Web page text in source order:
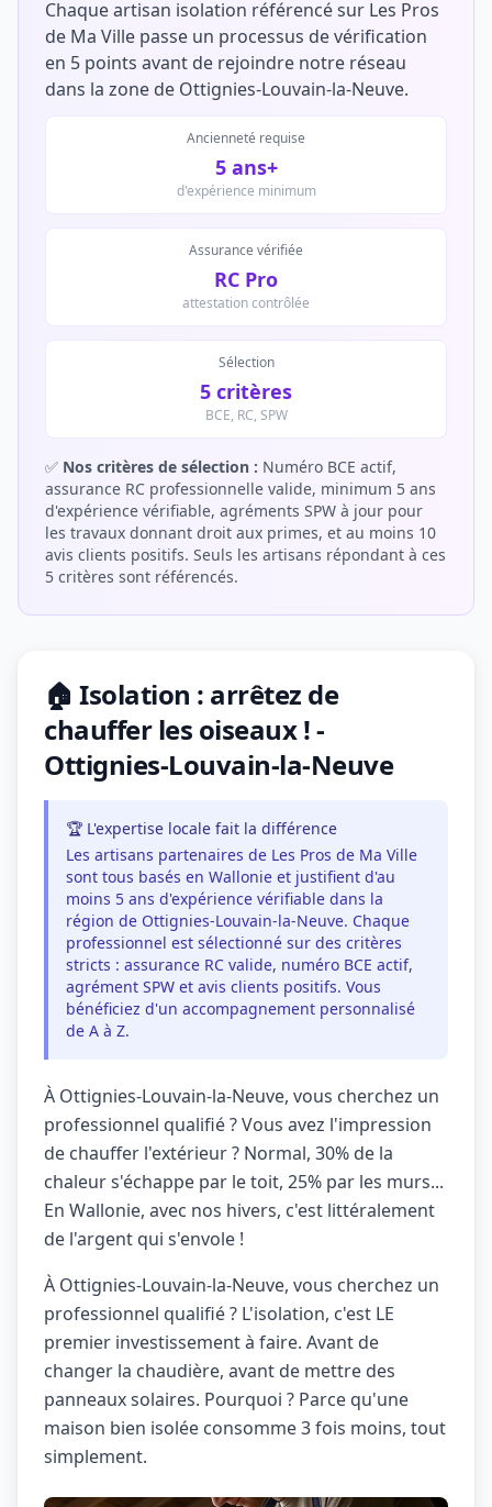
Chaque artisan isolation référencé sur Les Pros
de Ma Ville passe un processus de vérification
en 5 points avant de rejoindre notre réseau
dans la zone de Ottignies-Louvain-la-Neuve.
Ancienneté requise
5 ans+
d'expérience minimum
Assurance vérifiée
RC Pro
attestation contrôlée
Sélection
5 critères
BCE, RC, SPW
✅ Nos critères de sélection : Numéro BCE actif,
assurance RC professionnelle valide, minimum 5 ans
d'expérience vérifiable, agréments SPW à jour pour
les travaux donnant droit aux primes, et au moins 10
avis clients positifs. Seuls les artisans répondant à ces
5 critères sont référencés.
🏠 Isolation : arrêtez de
chauffer les oiseaux ! -
Ottignies-Louvain-la-Neuve
🏆 L'expertise locale fait la différence
Les artisans partenaires de Les Pros de Ma Ville
sont tous basés en Wallonie et justifient d'au
moins 5 ans d'expérience vérifiable dans la
région de Ottignies-Louvain-la-Neuve. Chaque
professionnel est sélectionné sur des critères
stricts : assurance RC valide, numéro BCE actif,
agrément SPW et avis clients positifs. Vous
bénéficiez d'un accompagnement personnalisé
de A à Z.
À Ottignies-Louvain-la-Neuve, vous cherchez un
professionnel qualifié ? Vous avez l'impression
de chauffer l'extérieur ? Normal, 30% de la
chaleur s'échappe par le toit, 25% par les murs...
En Wallonie, avec nos hivers, c'est littéralement
de l'argent qui s'envole !
À Ottignies-Louvain-la-Neuve, vous cherchez un
professionnel qualifié ? L'isolation, c'est LE
premier investissement à faire. Avant de
changer la chaudière, avant de mettre des
panneaux solaires. Pourquoi ? Parce qu'une
maison bien isolée consomme 3 fois moins, tout
simplement.